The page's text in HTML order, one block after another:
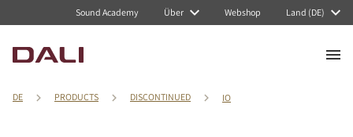
Sound Academy Über Webshop Land (DE)
DE PRODUCTS DISCONTINUED IO
Navigated to Modellserie DALI-IO